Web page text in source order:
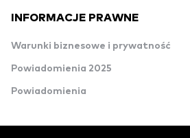
INFORMACJE PRAWNE
Warunki biznesowe i prywatność
Powiadomienia 2025
Powiadomienia